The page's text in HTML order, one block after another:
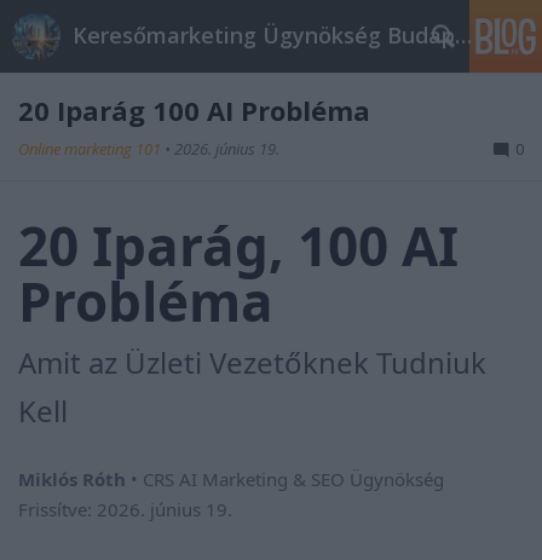
Keresőmarketing Ügynökség Budapest, Online marketi
20 Iparág 100 AI Probléma
Online marketing 101 • 2026. június 19. 0
20 Iparág, 100 AI
Probléma
Amit az Üzleti Vezetőknek Tudniuk
Kell
Miklós Róth • CRS AI Marketing & SEO Ügynökség
Frissítve: 2026. június 19.